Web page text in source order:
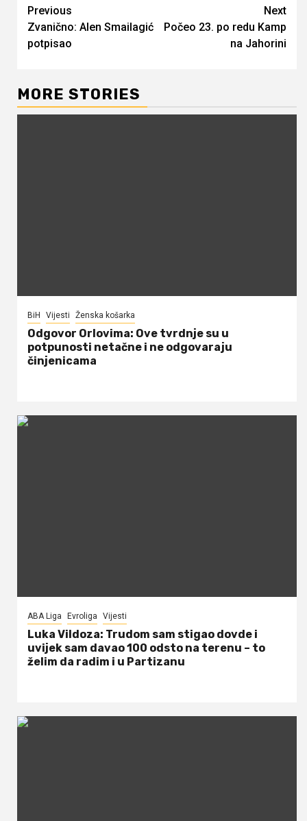
Continue
Reading
Previous
Zvanično: Alen Smailagić
potpisao
Next
Počeo 23. po redu Kamp
na Jahorini
MORE STORIES
BiH Vijesti Ženska košarka
Odgovor Orlovima: ​Ove tvrdnje su u
potpunosti netačne i ne odgovaraju
činjenicama
ABA Liga Evroliga Vijesti
Luka Vildoza: Trudom sam stigao dovde i
uvijek sam davao 100 odsto na terenu – to
želim da radim i u Partizanu